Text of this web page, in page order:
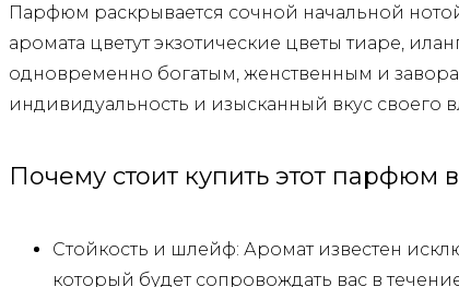
Парфюм раскрывается сочной начальной
аромата цветут экзотические цветы тиаре,
одновременно богатым, женственным и
индивидуальность и изысканный вкус своего
Почему стоит купить этот парфюм
Стойкость и шлейф: Аромат известен
который будет сопровождать вас в